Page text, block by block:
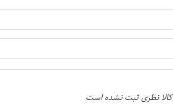
کالا نظری ثبت نشده است